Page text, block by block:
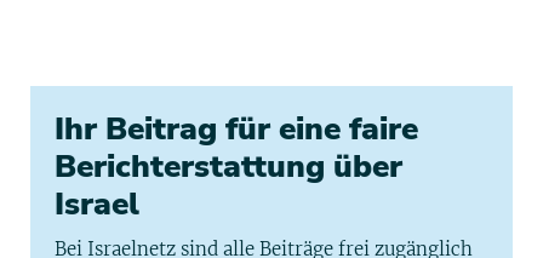
Ihr Beitrag für eine faire
Berichterstattung über
Israel
Bei Israelnetz sind alle Beiträge frei zugänglich